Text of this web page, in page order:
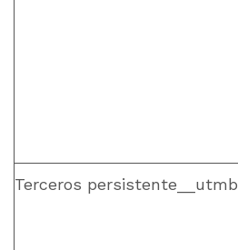
Terceros persistente__utmb